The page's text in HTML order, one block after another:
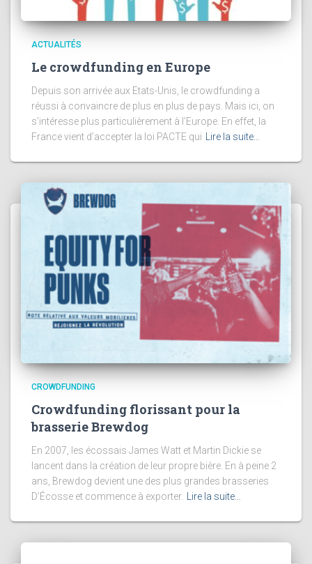
ACTUALITÉS
Le crowdfunding en Europe
Depuis son arrivée aux Etats-Unis, le crowdfunding a
réussi à convaincre de plus en plus de pays. Mais ici, on
s’intéresse plus particulièrement à l’Europe. En effet, la
France vient d’accepter la loi PACTE qui
Lire la suite…
CROWDFUNDING
Crowdfunding florissant pour la
brasserie Brewdog
En 2007, les écossais James Watt et Martin Dickie se
lancent dans la création de leur propre bière. En à peine 2
ans, Brewdog devient une des plus grandes brasseries
D’Écosse et commence à exporter. Lire la suite…